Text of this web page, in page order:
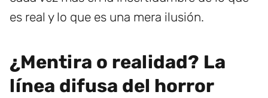
es real y lo que es una mera ilusión.
¿Mentira o realidad? La
línea difusa del horror